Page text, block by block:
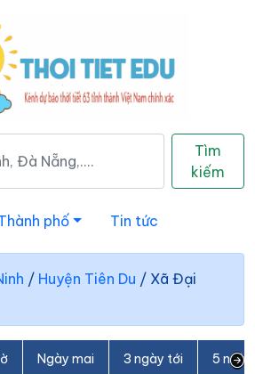
Tìm
kiếm
phố Tin tức
/ Huyện Tiên Du / Xã Đại
Ngày mai 3 ngày tới 5